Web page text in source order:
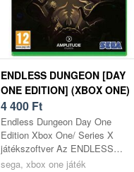
ENDLESS DUNGEON [DAY
ONE EDITION] (XBOX ONE)
4 400 Ft
Endless Dungeon Day One
Edition Xbox One/ Series X
játékszoftver Az ENDLESS
Dungeon a roguelite, a taktikai
sega, xbox one játék